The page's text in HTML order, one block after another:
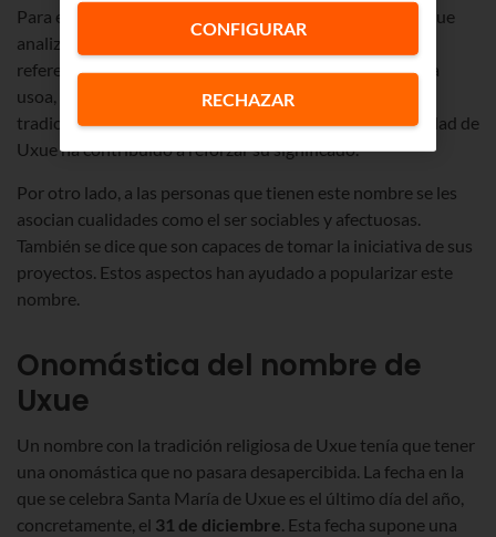
Para establecer el significado del nombre de Uxue hay que
analizar su origen euskaldun. Este nominativo es una
referencia a la “paloma”. De hecho, procede de la palabra
usoa, que también tiene el significado de “paloma”. La
tradición religiosa de la advocación mariana de la localidad de
Uxue ha contribuido a reforzar su significado.
Por otro lado, a las personas que tienen este nombre se les
asocian cualidades como el ser sociables y afectuosas.
También se dice que son capaces de tomar la iniciativa de sus
proyectos. Estos aspectos han ayudado a popularizar este
nombre.
Onomástica del nombre de
Uxue
Un nombre con la tradición religiosa de Uxue tenía que tener
una onomástica que no pasara desapercibida. La fecha en la
que se celebra Santa María de Uxue es el último día del año,
concretamente, el 31 de diciembre. Esta fecha supone una
CONFIGURAR
RECHAZAR